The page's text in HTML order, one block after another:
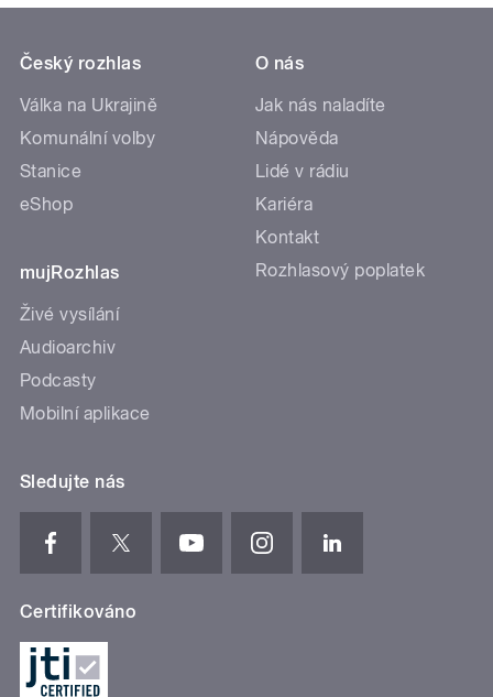
Český rozhlas
Válka na Ukrajině
Komunální volby
Stanice
eShop
mujRozhlas
Živé vysílání
Audioarchiv
Podcasty
Mobilní aplikace
O nás
Jak nás naladíte
Nápověda
Lidé v rádiu
Kariéra
Kontakt
Rozhlasový poplatek
Sledujte nás
Certifikováno